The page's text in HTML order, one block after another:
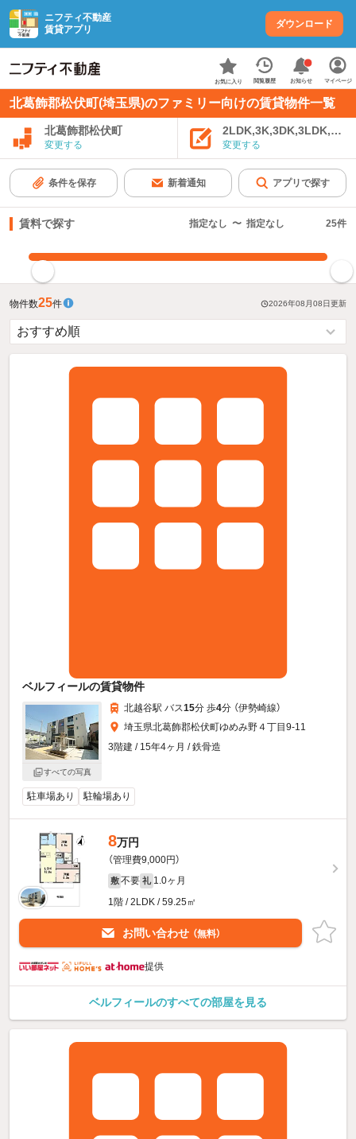
ニフティ不動産
賃貸アプリ
ダウンロード
お気に入り 閲覧履歴 お知らせ マイページ
北葛飾郡松伏町(埼玉県)のファミリー向けの賃貸物件一覧
北葛飾郡松伏町
変更する 変更する
条件を保存 新着通知 アプリで探す
賃料で探す 指定なし 〜 指定なし 25件
物件数25件 2026年08月08日更新
ベルフィールの賃貸物件
すべての写真
北越谷駅 バス15分 歩4分 （伊勢崎線）
埼玉県北葛飾郡松伏町ゆめみ野４丁目9-11
3階建 / 15年4ヶ月 / 鉄骨造
駐車場あり 駐輪場あり
8万円
（管理費9,000円）
敷 不要 礼 1.0ヶ月
1階 / 2LDK / 59.25㎡
お問い合わせ （無料）
提供
ベルフィールのすべての部屋を見る